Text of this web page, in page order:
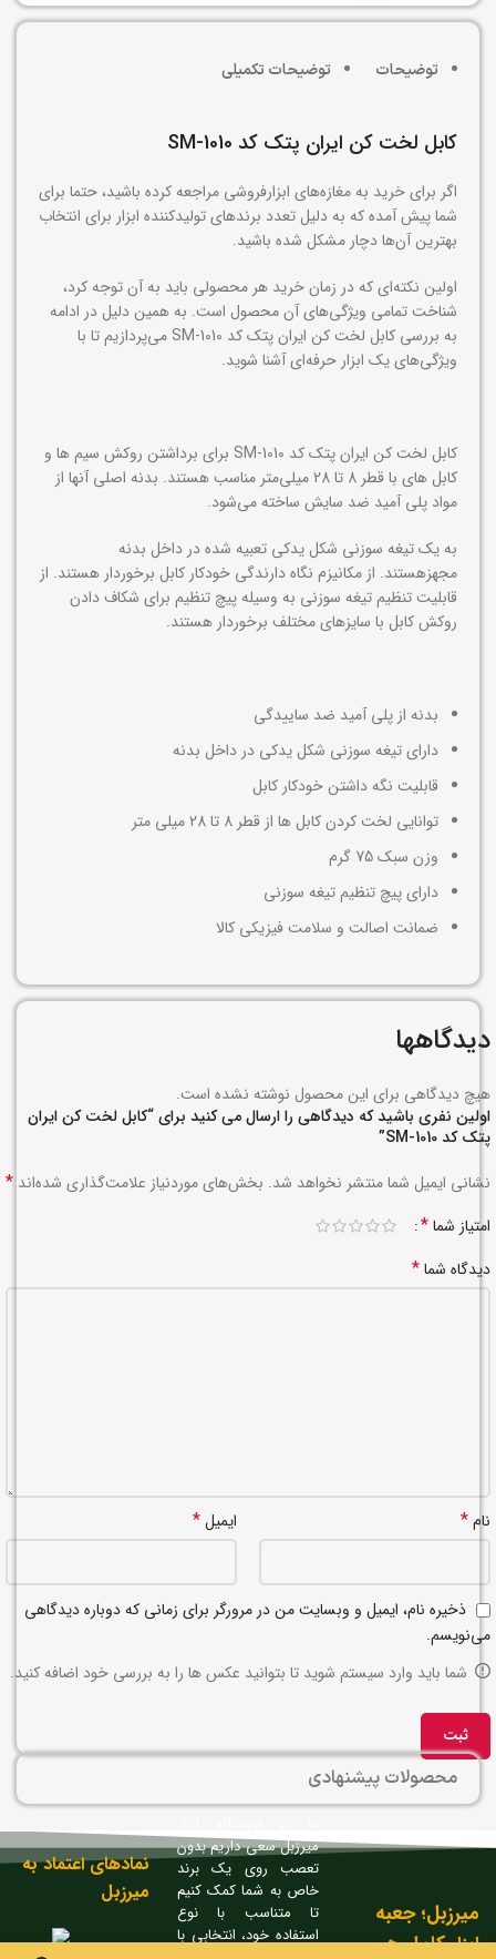
توضیحات توضیحات تکمیلی
کابل لخت کن ایران پتک کد SM-1010
اگر برای خرید به مغازه‌های ابزارفروشی مراجعه کرده باشید، حتما برای
شما پیش آمده که به دلیل تعدد برندهای تولیدکننده ابزار برای انتخاب
بهترین آن‌ها دچار مشکل شده باشید.
اولین نکته‌ای که در زمان خرید هر محصولی باید به آن توجه کرد،
شناخت تمامی ویژگی‌های آن محصول است. به همین دلیل در ادامه
به بررسی کابل لخت کن ایران پتک کد SM-1010 می‌پردازیم تا با
ویژگی‌های یک ابزار حرفه‌ای آشنا شوید.
کابل لخت کن ایران پتک کد SM-1010 برای برداشتن روکش سیم ها و
کابل های با قطر 8 تا 28 میلی‌متر مناسب هستند. بدنه اصلی آنها از
مواد پلی آمید ضد سایش ساخته می‌شود.
به یک تیغه سوزنی شکل یدکی تعبیه شده در داخل بدنه
مجهزهستند. از مکانیزم نگاه دارندگی خودکار کابل برخوردار هستند. از
قابلیت تنظیم تیغه سوزنی به وسیله پیچ تنظیم برای شکاف دادن
روکش کابل با سایزهای مختلف برخوردار هستند.
بدنه از پلی آمید ضد ساییدگی
دارای تیغه سوزنی شکل یدکی در داخل بدنه
قابلیت نگه داشتن خودکار کابل
توانایی لخت کردن کابل ها از قطر 8 تا 28 میلی متر
وزن سبک 75 گرم
دارای پیچ تنظیم تیغه سوزنی
ضمانت اصالت و سلامت فیزیکی کالا
دیدگاهها
هیچ دیدگاهی برای این محصول نوشته نشده است.
اولین نفری باشید که دیدگاهی را ارسال می کنید برای “کابل لخت کن ایران
پتک کد SM-1010”
نشانی ایمیل شما منتشر نخواهد شد. بخش‌های موردنیاز علامت‌گذاری شده‌اند *
امتیاز شما*
دیدگاه شما*
نام* ایمیل*
ذخیره نام، ایمیل و وبسایت من در مرورگر برای زمانی که دوباره دیدگاهی
می‌نویسم.
شما باید وارد سیستم شوید تا بتوانید عکس ها را به بررسی خود اضافه کنید.
محصولات پیشنهادی
میرزبل؛ جعبه
ابزار کامل هر
میرزبل سعی داریم بدون
تعصب روی یک برند
خاص به شما کمک کنیم
تا متناسب با نوع
استفاده خود، انتخابی با
نمادهای اعتماد به
میرزبل